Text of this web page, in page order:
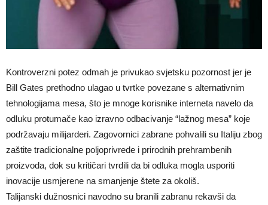
Kontroverzni potez odmah je privukao svjetsku pozornost jer je
Bill Gates prethodno ulagao u tvrtke povezane s alternativnim
tehnologijama mesa, što je mnoge korisnike interneta navelo da
odluku protumače kao izravno odbacivanje “lažnog mesa” koje
podržavaju milijarderi. Zagovornici zabrane pohvalili su Italiju zbog
zaštite tradicionalne poljoprivrede i prirodnih prehrambenih
proizvoda, dok su kritičari tvrdili da bi odluka mogla usporiti
inovacije usmjerene na smanjenje štete za okoliš.
Talijanski dužnosnici navodno su branili zabranu rekavši da